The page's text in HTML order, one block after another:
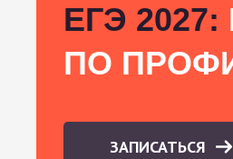
ЕГЭ 2027:
ПО
ЗАПИСАТЬСЯ